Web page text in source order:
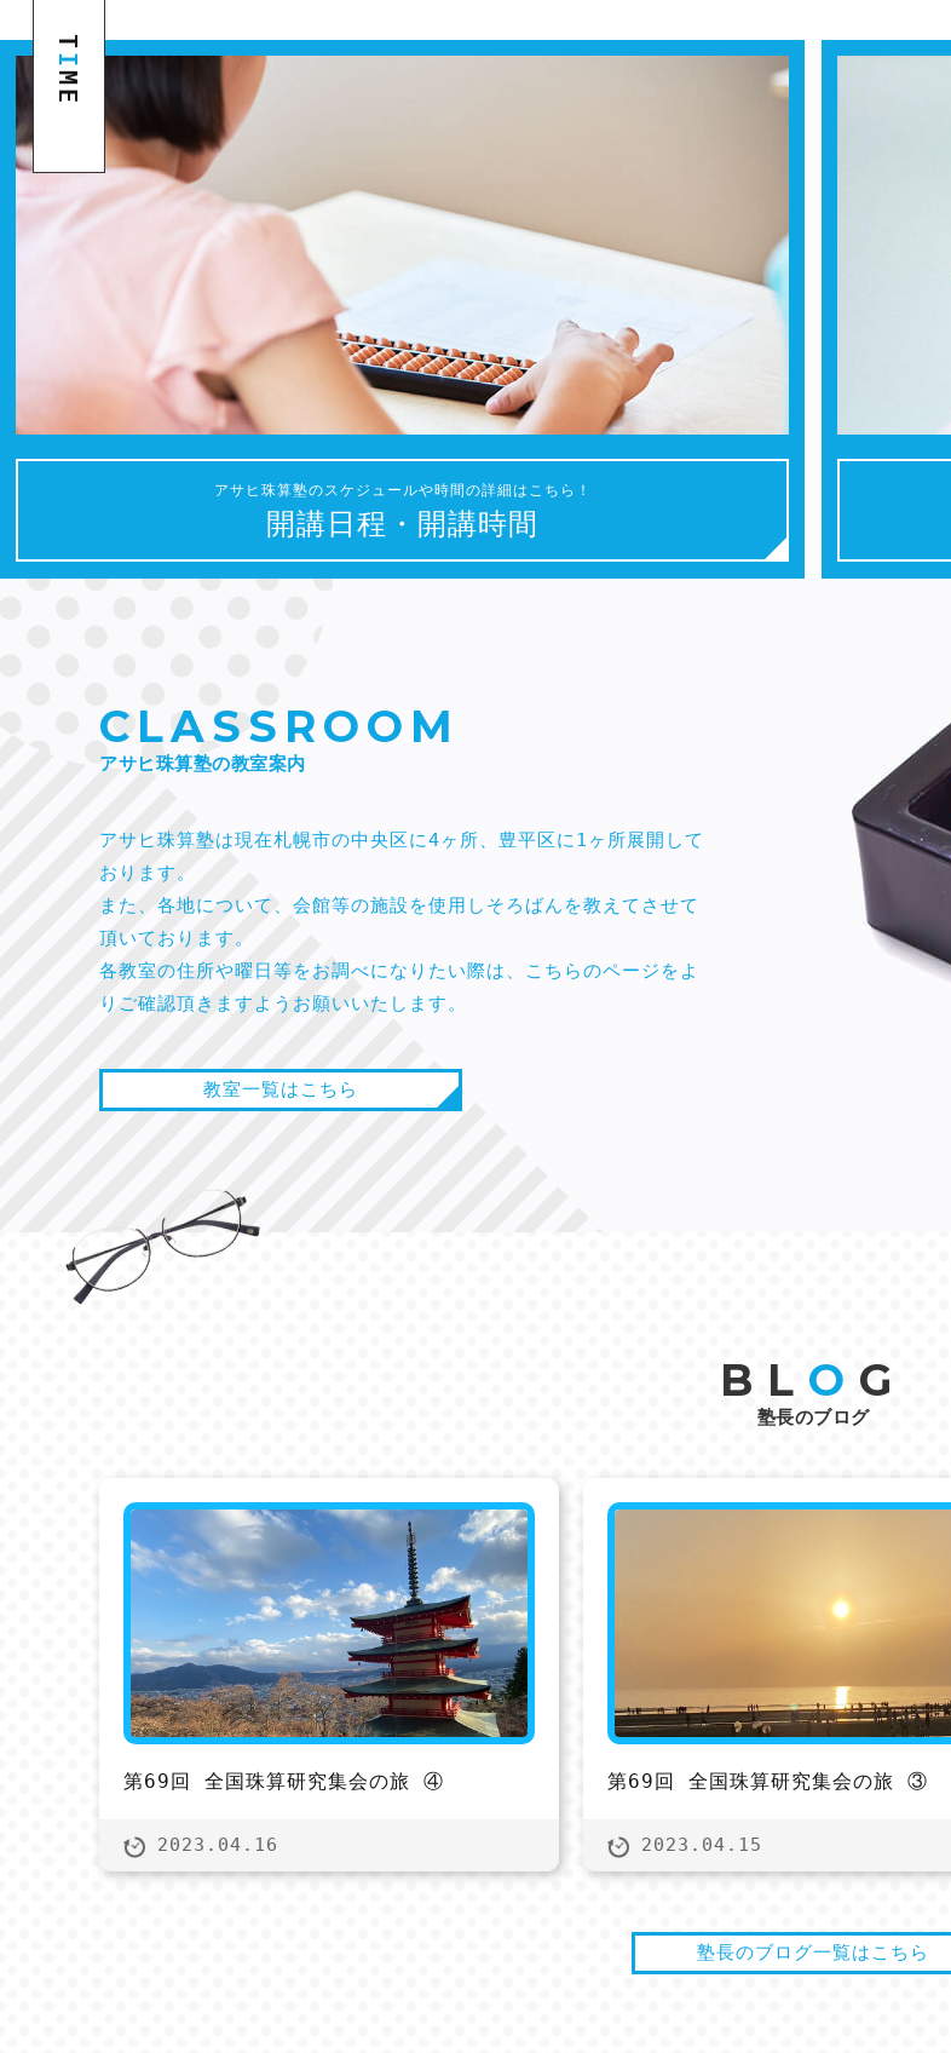
T
I
ME
アサヒ珠算塾のスケジュールや時間の詳細はこちら！
開講日程・開講時間
CLASSROOM
アサヒ珠算塾の教室案内
アサヒ珠算塾は現在札幌市の中央区に4ヶ所、豊平区に1ヶ所展開して
おります。
また、各地について、会館等の施設を使用しそろばんを教えてさせて
頂いております。
各教室の住所や曜日等をお調べになりたい際は、こちらのページをよ
りご確認頂きますようお願いいたします。
教室一覧はこちら
BL O G
塾長のブログ
第69回 全国珠算研究集会の旅 ④
2023.04.16
第69回 全国珠算研究集会の旅 ③
2023.04.15
塾長のブログ一覧はこちら